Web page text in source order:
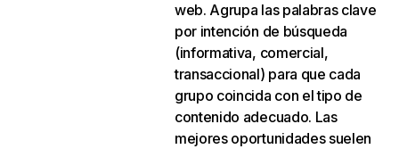
web. Agrupa las palabras clave
por intención de búsqueda
(informativa, comercial,
transaccional) para que cada
grupo coincida con el tipo de
contenido adecuado. Las
mejores oportunidades suelen